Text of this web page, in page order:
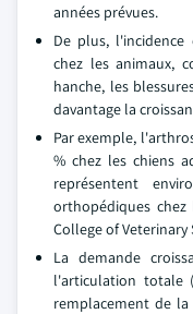
années prévues.
De plus,
chez les animaux,
hanche, les
davantage la
Par exemple,
% chez les chiens
représentent
orthopédiques chez
College of Veterinary
La demande
l'articulation totale
remplacement de